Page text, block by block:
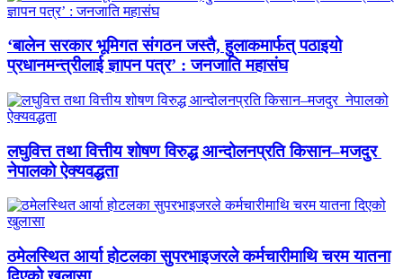
‘बालेन सरकार भूमिगत संगठन जस्तै, हुलाकमार्फत् पठाइयो
प्रधानमन्त्रीलाई ज्ञापन पत्र’ : जनजाति महासंघ
लघुवित्त तथा वित्तीय शोषण विरुद्ध आन्दोलनप्रति किसान–मजदुर
नेपालको ऐक्यवद्धता
ठमेलस्थित आर्या होटलका सुपरभाइजरले कर्मचारीमाथि चरम यातना